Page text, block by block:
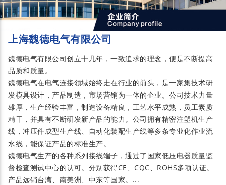
上海魏德电气有限公司
魏德电气有限公司创立十几年，一致追求的理念，便是不断提高
品质和质量。
魏德电气在电气连接领域始终走在行业的前头，是一家集技术研
发模具设计，产品制造，市场营销为一体的企业。公司技术力量
雄厚，生产经验丰富，制造设备精良，工艺水平成熟，员工素质
精干，并具有不断研发新产品的能力。公司拥有精密注塑机生产
线，冲压件成型生产线、自动化装配生产线等多条专业化作业流
水线，能保证产品的标准生产。
魏德电气生产的各种系列接线端子，通过了国家低压电器质量监
督检查测试中心的认可。分别获得CE、CQC、ROHS多项认证。
产品远销台湾、南美洲、中东等国家。...